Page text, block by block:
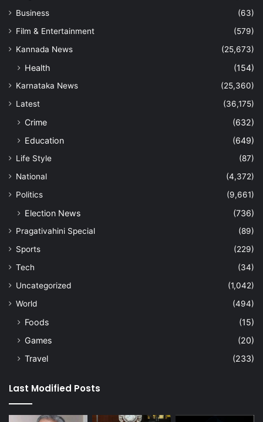
Business
(63)
Film & Entertainment
(579)
Kannada News
(25,673)
Health (154)
Karnataka News
(25,360)
Latest
(36,175)
Crime
(632)
Education
(649)
Life Style
(87)
National
(4,372)
Politics
(9,661)
Election News (736)
Pragativahini Special
(89)
Sports
(229)
Tech
(34)
Uncategorized
(1,042)
World
(494)
Foods
(15)
Games
(20)
Travel
(233)
Last Modified Posts